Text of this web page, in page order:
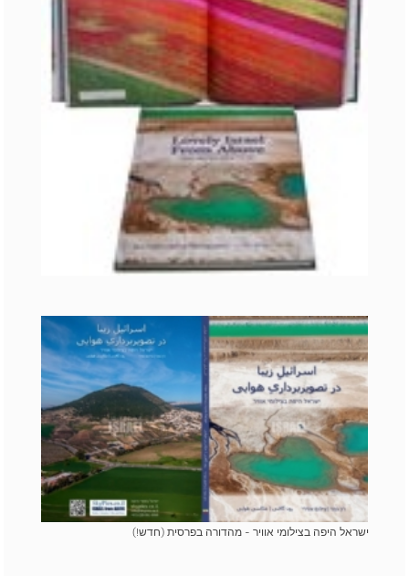
ישראל היפה בצילומי אוויר - מהדורה בפרסית (חדש!)